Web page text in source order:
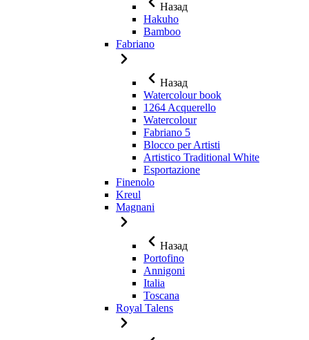
Назад
Hakuho
Bamboo
Fabriano
Назад
Watercolour book
1264 Acquerello
Watercolour
Fabriano 5
Blocco per Artisti
Artistico Traditional White
Esportazione
Finenolo
Kreul
Magnani
Назад
Portofino
Annigoni
Italia
Toscana
Royal Talens